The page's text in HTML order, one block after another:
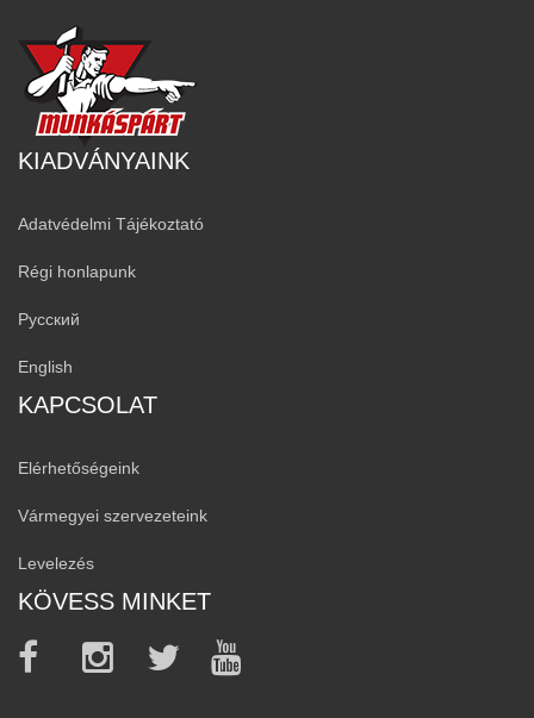
KIADVÁNYAINK
Adatvédelmi Tájékoztató
Régi honlapunk
Русский
English
KAPCSOLAT
Elérhetőségeink
Vármegyei szervezeteink
Levelezés
KÖVESS MINKET